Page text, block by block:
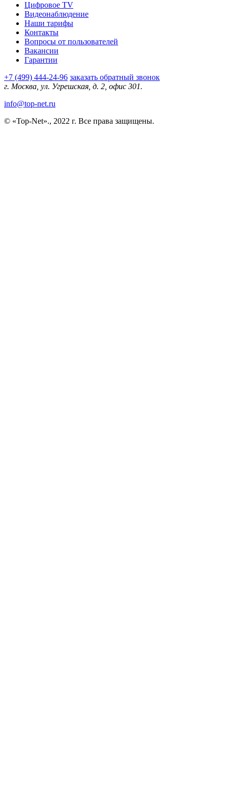
Цифровое TV
Видеонаблюдение
Наши тарифы
Контакты
Вопросы от пользователей
Вакансии
Гарантии
+7 (499) 444-24-96 заказать обратный звонок
г. Москва, ул. Угрешская, д. 2, офис 301.
info@top-net.ru
© «Top-Net»., 2022 г. Все права защищены.